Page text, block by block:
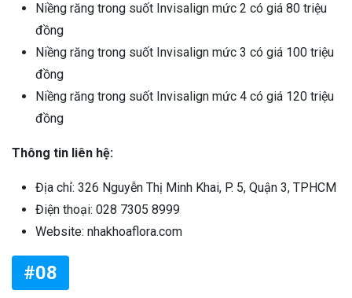
Niềng răng trong suốt Invisalign mức 2 có giá 80 triệu
đồng
Niềng răng trong suốt Invisalign mức 3 có giá 100 triệu
đồng
Niềng răng trong suốt Invisalign mức 4 có giá 120 triệu
đồng
Thông tin liên hệ:
Địa chỉ: 326 Nguyễn Thị Minh Khai, P. 5, Quận 3, TPHCM
Điện thoại: 028 7305 8999
Website: nhakhoaflora.com
#08